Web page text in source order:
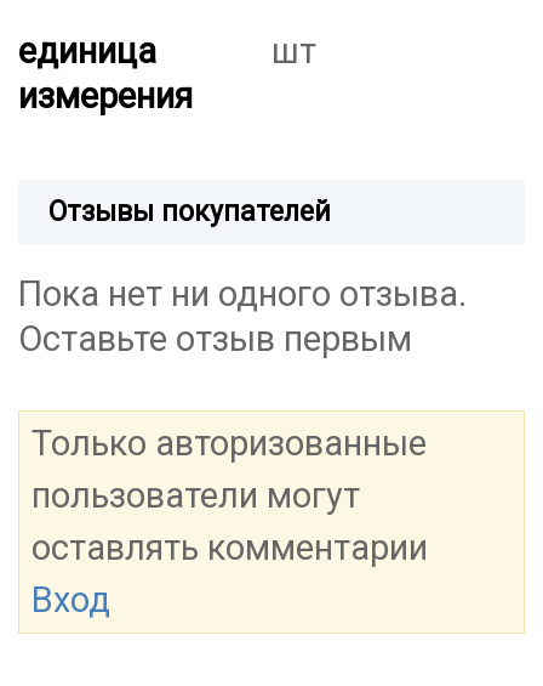
единица
измерения
шт
Отзывы покупателей
Пока нет ни одного отзыва.
Оставьте отзыв первым
Только авторизованные
пользователи могут
оставлять комментарии
Вход